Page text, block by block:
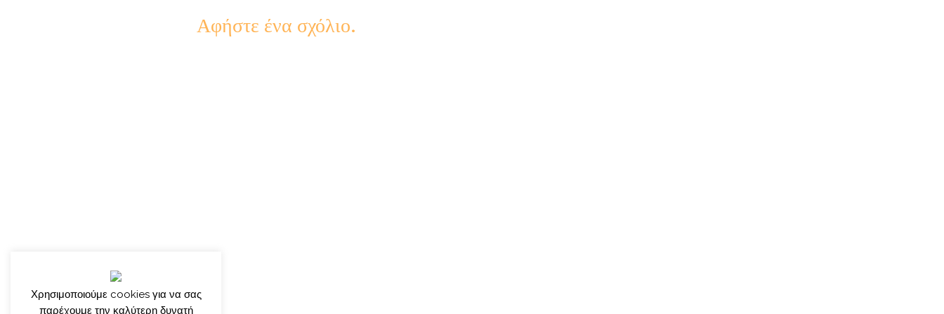
Αφήστε ένα σχόλιο.
Χρησιμοποιούμε cookies για να σας
παρέχουμε την καλύτερη δυνατή